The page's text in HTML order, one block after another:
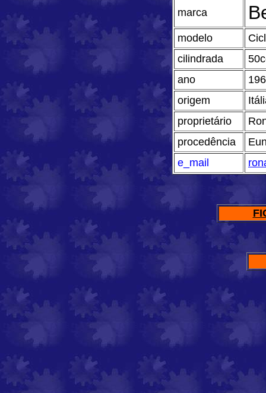
marca
modelo
cilindrada
ano
origem
proprietário
procedência
e_mail